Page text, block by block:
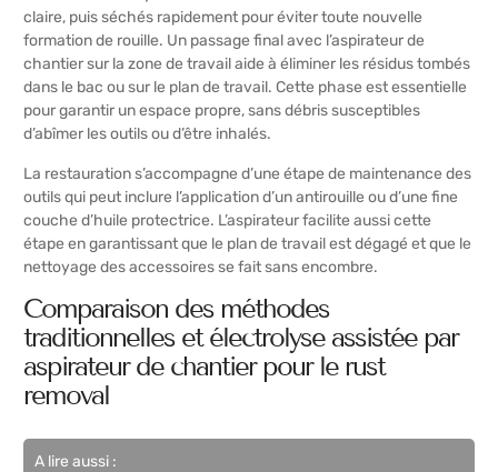
claire, puis séchés rapidement pour éviter toute nouvelle
formation de rouille. Un passage final avec l’aspirateur de
chantier sur la zone de travail aide à éliminer les résidus tombés
dans le bac ou sur le plan de travail. Cette phase est essentielle
pour garantir un espace propre, sans débris susceptibles
d’abîmer les outils ou d’être inhalés.
La restauration s’accompagne d’une étape de maintenance des
outils qui peut inclure l’application d’un antirouille ou d’une fine
couche d’huile protectrice. L’aspirateur facilite aussi cette
étape en garantissant que le plan de travail est dégagé et que le
nettoyage des accessoires se fait sans encombre.
Comparaison des méthodes
traditionnelles et électrolyse assistée par
aspirateur de chantier pour le rust
removal
A lire aussi :